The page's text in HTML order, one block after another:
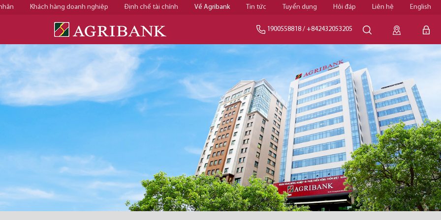
Khách hàng doanh nghiệp Định chế tài chính Về Agribank Tin tức Tuyển dụng Hỏi đáp Liên hệ English
1900558818 / +842432053205